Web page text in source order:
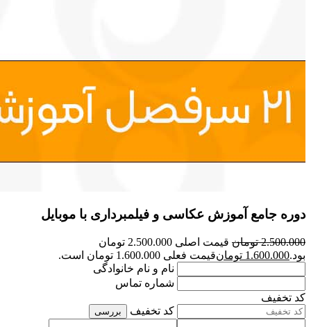
دوره جامع آموزش عکاسی و فیلمبرداری با موبایل
2.500.000 تومان
قیمت اصلی 2.500.000 تومان
بود.1.600.000 تومانقیمت فعلی 1.600.000 تومان است.
نام و نام خانوادگی
شماره تماس
کد تخفیف
کد تخفیف
بررسی